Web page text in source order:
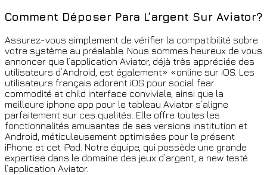
Comment Déposer Para L’argent Sur Aviator?
Assurez-vous simplement de vérifier la compatibilité sobre
votre système au préalable. Nous sommes heureux de vous
annoncer que l’application Aviator, déjà très appréciée des
utilisateurs d’Android, est également» «online sur iOS. Les
utilisateurs français adorent iOS pour social fear
commodité et child interface conviviale, ainsi que la
meilleure iphone app pour le tableau Aviator s’aligne
parfaitement sur ces qualités. Elle offre toutes les
fonctionnalités amusantes de ses versions institution et
Android, méticuleusement optimisées pour le présent
iPhone et cet iPad. Notre équipe, qui possède une grande
expertise dans le domaine des jeux d’argent, a new testé
l’application Aviator.